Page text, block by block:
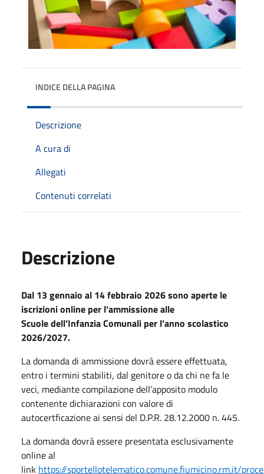
INDICE DELLA PAGINA
Descrizione
A cura di
Allegati
Contenuti correlati
Descrizione
Dal 13 gennaio al 14 febbraio 2026 sono aperte le
iscrizioni online per l’ammissione alle
Scuole dell’Infanzia Comunali per l’anno scolastico
2026/2027.
La domanda di ammissione dovrà essere effettuata,
entro i termini stabiliti, dal genitore o da chi ne fa le
veci, mediante compilazione dell’apposito modulo
contenente dichiarazioni con valore di
autocertficazione ai sensi del D.P.R. 28.12.2000 n. 445.
La domanda dovrà essere presentata esclusivamente
online al
link https://sportellotelematico.comune.fiumicino.rm.it/